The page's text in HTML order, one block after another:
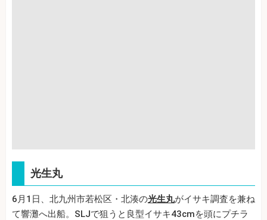
光生丸
6月1日、北九州市若松区・北湊の光生丸がイサキ調査を兼ね
て響灘へ出船。SLJで狙うと良型イサキ43cmを頭にプチラ